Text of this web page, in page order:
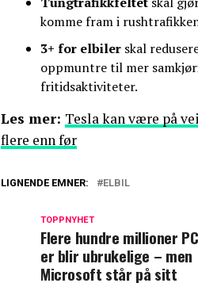
komme fram i
3+ for elbiler skal
oppmuntre til mer
fritidsaktiviteter.
Les mer: Tesla kan være på
flere enn før
LIGNENDE EMNER: ELBIL
TOPPNYHET
Flere hundre millioner
er blir ubrukelige – men
Microsoft står på sitt